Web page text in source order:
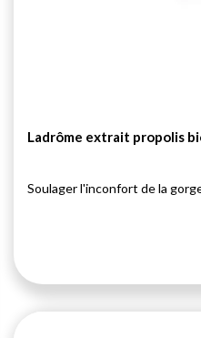
Ladrôme extrait propolis
Soulager l'inconfort de la